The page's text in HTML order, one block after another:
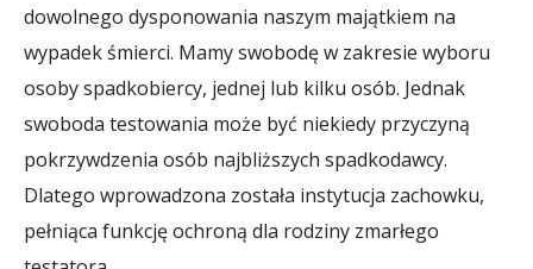
dowolnego dysponowania naszym majątkiem na
wypadek śmierci. Mamy swobodę w zakresie wyboru
osoby spadkobiercy, jednej lub kilku osób. Jednak
swoboda testowania może być niekiedy przyczyną
pokrzywdzenia osób najbliższych spadkodawcy.
Dlatego wprowadzona została instytucja zachowku,
pełniąca funkcję ochroną dla rodziny zmarłego